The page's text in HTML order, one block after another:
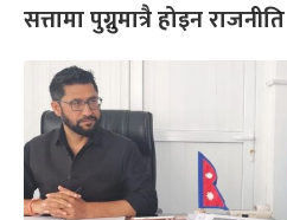
सत्तामा पुग्नुमात्रै होइन राजनीति